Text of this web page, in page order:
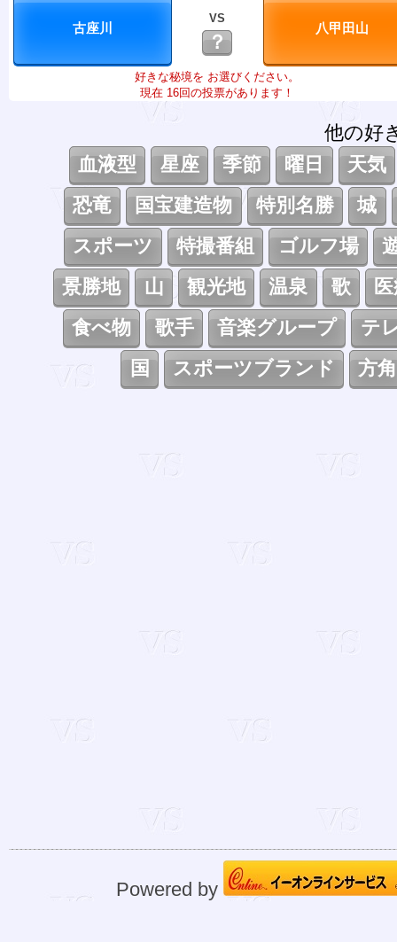
VS
？
好きな秘境を お選びください。
現在 16回の投票があります！
他の好
血液型
星座 季節 曜日
天気
恐竜
国宝建造物 特別名勝
城
スポーツ
特撮番組 ゴルフ場
景勝地
山 観光地 温泉 歌
食べ物
歌手 音楽グループ
テ
国
スポーツブランド 方角
Powered by